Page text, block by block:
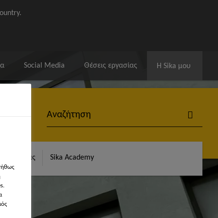
Social Media Θέσεις εργασίας Η Sika μου
Αναφοράς Sika Academy